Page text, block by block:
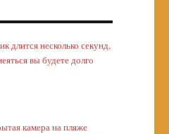
длится несколько секунд,
вы будете долго
камера на пляже